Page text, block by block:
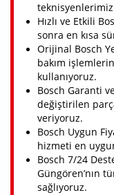
Hızlı ve Etkili
sonra en kısa
Orijinal Bosch
bakım
kullanıyoruz.
Bosch Garanti
değiştirilen
veriyoruz.
Bosch Uygun
hizmeti en
Bosch 7/24
Güngören’nın
sağlıyoruz.